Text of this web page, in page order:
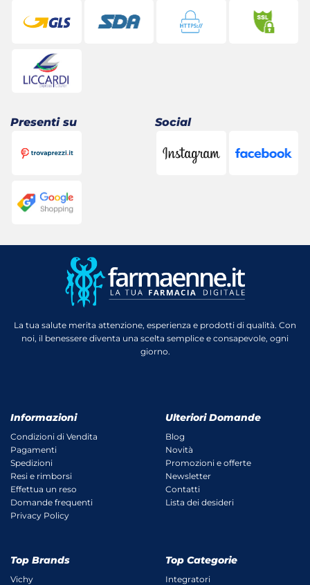
Presenti su Social
La tua salute merita attenzione, esperienza e prodotti di qualità. Con
noi, il benessere diventa una scelta semplice e consapevole, ogni
giorno.
Informazioni
Condizioni di Vendita
Pagamenti
Spedizioni
Resi e rimborsi
Effettua un reso
Domande frequenti
Privacy Policy
Ulteriori Domande
Blog
Novità
Promozioni e offerte
Newsletter
Contatti
Lista dei desideri
Top Brands
Vichy
Top Categorie
Integratori